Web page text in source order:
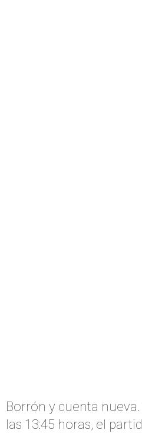
Borrón y cuenta
las 13:45 horas, el